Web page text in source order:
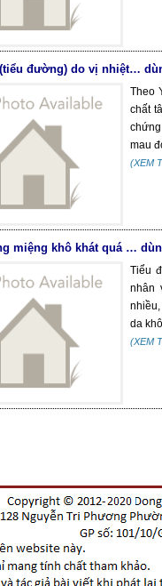
đường) do vị nhiệt…
Theo
chất
mau
(XEM
miệng khô khát quá …
Tiểu
nhân
da
(XEM